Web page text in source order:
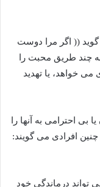
(( اگر مرا دوست
چند طریق محبت را
خواهد، یا تهدید
بی احترامی به آنها را
چنین افرادی می گویند:
تواند درماندگی خود